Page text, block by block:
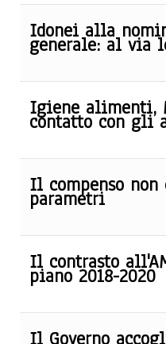
Idonei alla
generale: al via
Igiene alimenti,
contatto con gli
Il compenso
parametri
Il contrasto
piano 2018-2020
Il Governo